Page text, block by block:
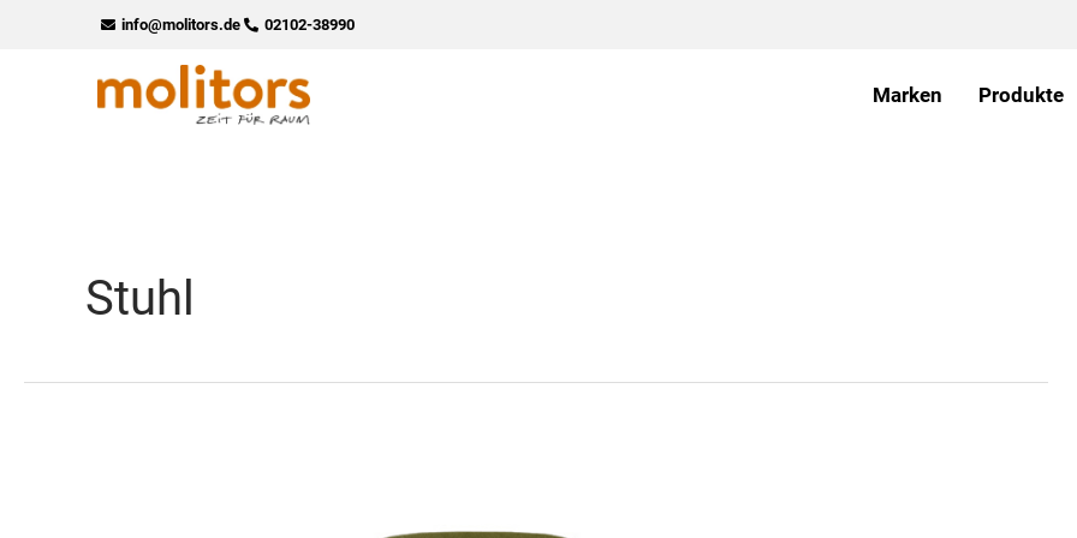
info@molitors.de 02102-38990
Marken Produkte
Stuhl